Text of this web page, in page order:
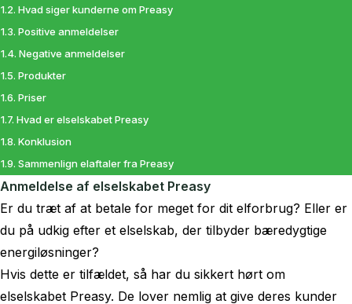
Hvad siger kunderne om Preasy
Positive anmeldelser
Negative anmeldelser
Produkter
Priser
Hvad er elselskabet Preasy
Konklusion
Sammenlign elaftaler fra Preasy
Anmeldelse af elselskabet Preasy
Er du træt af at betale for meget for dit elforbrug? Eller er
du på udkig efter et elselskab, der tilbyder bæredygtige
energiløsninger?
Hvis dette er tilfældet, så har du sikkert hørt om
elselskabet Preasy. De lover nemlig at give deres kunder